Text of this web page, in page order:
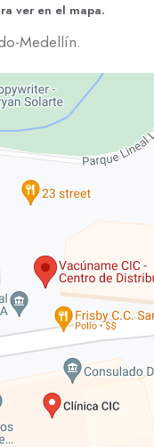
ver en el mapa.
Medellín.